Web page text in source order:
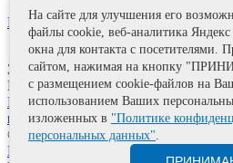
Контакты
Задать вопрос
Поделиться
Политика информационной
использования материалов
© 2011—2026 А.Е. Мишушин
Карта сайта
На сайте для улучшения его
файлы cookie, веб-аналитика
окна для контакта с посетителями.
сайтом, нажимая на кнопку
с размещением cookie-файлов на
использованием Ваших
изложенных в "Политике
персональных данных".